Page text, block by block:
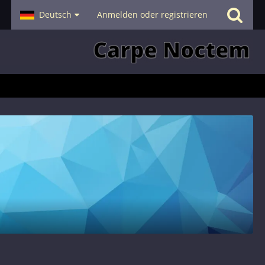
Hilfe
Deutsch Anmelden oder registrieren